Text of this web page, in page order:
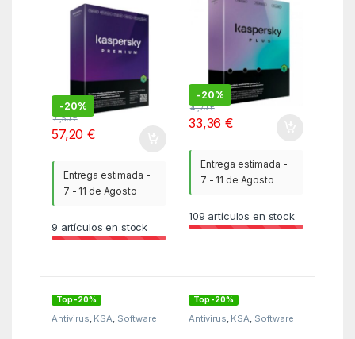
-20%
71,50€
57,20€
Entrega estimada -
7 - 11 de Agosto
9 artículos en stock
-20%
41,70€
33,36€
Entrega estimada -
7 - 11 de Agosto
109 artículos en stock
Top -20%
Antivirus, KSA, Software
Top -20%
Antivirus, KSA, Software